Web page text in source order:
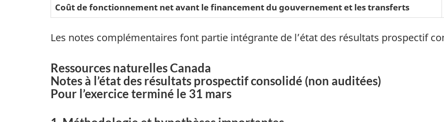
Coût de fonctionnement net avant le financement du gouvernement et les transferts
Les notes complémentaires font partie intégrante de l’état des résultats prospectif
Ressources naturelles Canada
Notes à l’état des résultats prospectif consolidé (non auditées)
Pour l’exercice terminé le 31 mars